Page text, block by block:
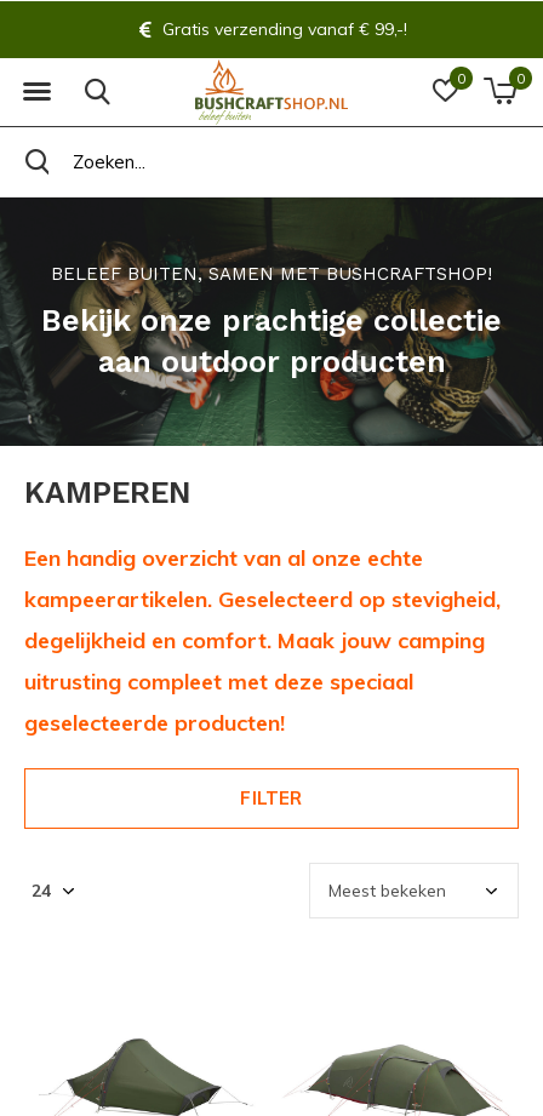
0 0
Altijd 14 dagen bedenktijd!
BELEEF BUITEN, SAMEN MET BUSHCRAFTSHOP!
Bekijk onze prachtige collectie
aan outdoor producten
KAMPEREN
Een handig overzicht van al onze echte
kampeerartikelen. Geselecteerd op stevigheid,
degelijkheid en comfort. Maak jouw camping
uitrusting compleet met deze speciaal
geselecteerde producten!
FILTER